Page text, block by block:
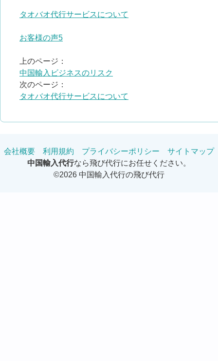
タオバオ代行サービスについて
お客様の声5
上のページ：
中国輸入ビジネスのリスク
次のページ：
タオバオ代行サービスについて
会社概要 利用規約 プライバシーポリシー
サイトマップ
中国輸入代行なら飛び代行にお任せください。
©2026 中国輸入代行の飛び代行